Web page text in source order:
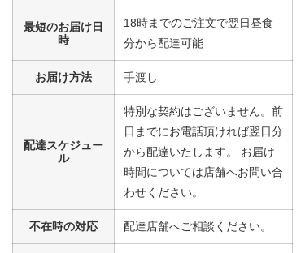
-
※メニューの補足
-
まぐろの煮付けセット
大根
栄養素
-
最短のお届け日
時
18時までのご注文で翌日昼食
分から配達可能
お届け方法 手渡し
配達スケジュー
ル
特別な契約はございません。前
日までにお電話頂ければ翌日分
から配達いたします。 お届け
時間については店舗へお問い合
わせください。
不在時の対応 配達店舗へご相談ください。